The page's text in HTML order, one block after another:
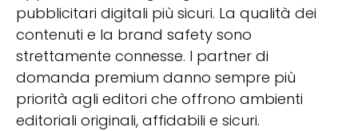
pubblicitari digitali più sicuri. La qualità dei
contenuti e la brand safety sono
strettamente connesse. I partner di
domanda premium danno sempre più
priorità agli editori che offrono ambienti
editoriali originali, affidabili e sicuri.